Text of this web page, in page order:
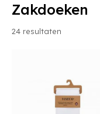
Zakdoeken
24 resultaten